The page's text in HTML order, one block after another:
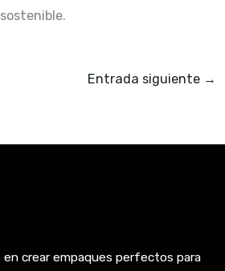
Entrada siguiente →
en crear empaques perfectos para